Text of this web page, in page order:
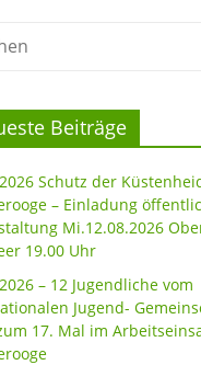
Beiträge
Schutz der
– Einladung
Mi.12.08.2026
19.00 Uhr
– 12 Jugendliche vom
Jugend-
17. Mal im